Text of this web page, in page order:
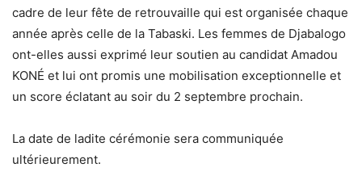
cadre de leur fête de retrouvaille qui est organisée chaque
année après celle de la Tabaski. Les femmes de Djabalogo
ont-elles aussi exprimé leur soutien au candidat Amadou
KONÉ et lui ont promis une mobilisation exceptionnelle et
un score éclatant au soir du 2 septembre prochain.
La date de ladite cérémonie sera communiquée
ultérieurement.